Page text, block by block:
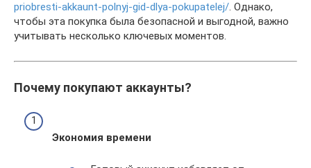
priobresti-akkaunt-polnyj-gid-dlya-pokupatelej/. Однако,
чтобы эта покупка была безопасной и выгодной, важно
учитывать несколько ключевых моментов.
Почему покупают аккаунты?
Экономия времени